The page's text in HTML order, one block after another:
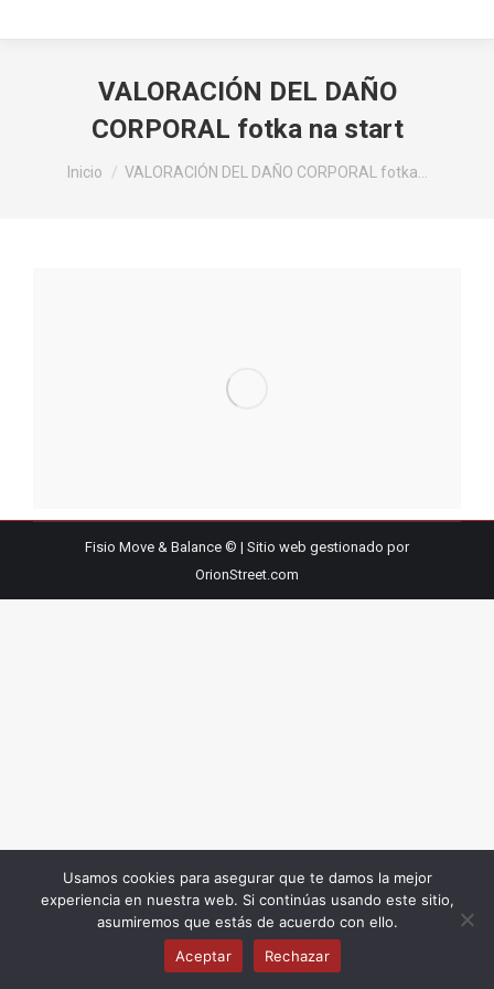
VALORACIÓN DEL DAÑO
CORPORAL fotka na start
Estás aquí:
Inicio VALORACIÓN DEL DAÑO CORPORAL fotka…
Fisio Move & Balance © | Sitio web gestionado por
OrionStreet.com
Usamos cookies para asegurar que te damos la mejor
experiencia en nuestra web. Si continúas usando este sitio,
asumiremos que estás de acuerdo con ello.
Aceptar
Rechazar